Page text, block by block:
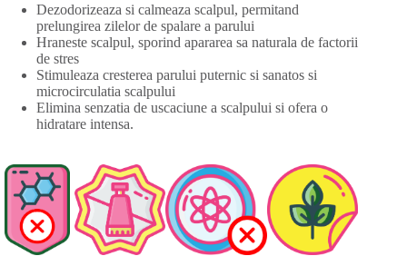
Dezodorizeaza si calmeaza scalpul, permitand
prelungirea zilelor de spalare a parului
Hraneste scalpul, sporind apararea sa naturala de factorii
de stres
Stimuleaza cresterea parului puternic si sanatos si
microcirculatia scalpului
Elimina senzatia de uscaciune a scalpului si ofera o
hidratare intensa.